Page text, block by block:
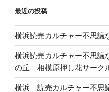
最近の投稿
横浜読売カルチャー不思議
横浜読売カルチャー不思議
の丘 相模原押し花サーク
横浜 読売カルチャー不思